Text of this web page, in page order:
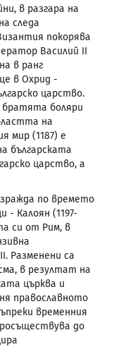
в разгара на
следа
покорява
Василий II
в ранг
в Охрид -
царство.
братята боляри
на
мир (1187) е
българската
царство, а
по времето
- Калоян (1197-
си от Рим, в
Разменени са
в резултат на
църква и
православното
временния
до